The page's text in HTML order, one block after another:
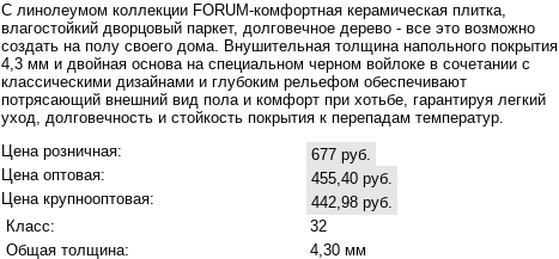
С линолеумом коллекции FORUM-комфортная керамическая плитка,
влагостойкий дворцовый паркет, долговечное дерево - все это возможно
создать на полу своего дома. Внушительная толщина напольного покрытия
4,3 мм и двойная основа на специальном черном войлоке в сочетании с
классическими дизайнами и глубоким рельефом обеспечивают
потрясающий внешний вид пола и комфорт при хотьбе, гарантируя легкий
уход, долговечность и стойкость покрытия к перепадам температур.
Цена розничная:
677 руб.
Цена оптовая:
455,40 руб.
Цена крупнооптовая:
442,98 руб.
Класс:
32
Общая толщина:
4,30 мм